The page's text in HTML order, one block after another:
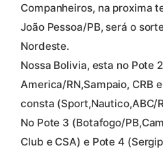
Companheiros, na proxima
João Pessoa/PB, será o
Nordeste.
Nossa Bolivia, esta no Pote
America/RN,Sampaio, CRB
consta (Sport,Nautico,ABC/
No Pote 3 (Botafogo/
Club e CSA) e Pote 4